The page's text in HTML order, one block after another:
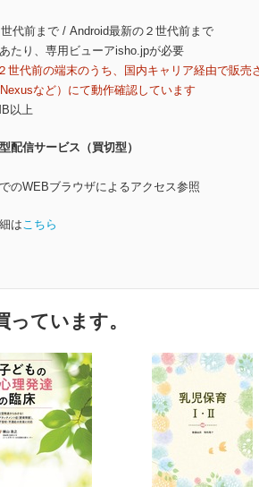
代前まで / Android最新の２世代前まで
たり、専用ビューアisho.jpが必要
世代前の端末のうち、国内キャリア経由で販売
など）にて動作確認しています
以上
配信サービス（買切型）
のWEBブラウザによるアクセス参照
はこちら
ています。